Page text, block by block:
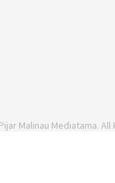
Malinau Mediatama.